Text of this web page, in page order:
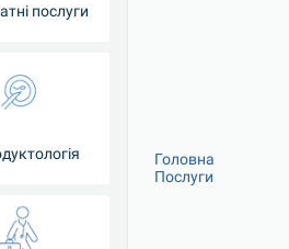
послуги
Головна
Послуги